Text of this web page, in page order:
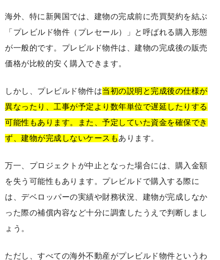
海外、特に新興国では、建物の完成前に売買契約を結ぶ
「プレビルド物件（プレセール）」と呼ばれる購入形態
が一般的です。プレビルド物件は、建物の完成後の販売
価格が比較的安く購入できます。
しかし、プレビルド物件は当初の説明と完成後の仕様が
異なったり、工事が予定より数年単位で遅延したりする
可能性もあります。また、予定していた資金を確保でき
ず、建物が完成しないケースもあります。
万一、プロジェクトが中止となった場合には、購入金額
を失う可能性もあります。プレビルドで購入する際に
は、デベロッパーの実績や財務状況、建物が完成しなか
った際の補償内容など十分に調査したうえで判断しまし
ょう。
ただし、すべての海外不動産がプレビルド物件というわ